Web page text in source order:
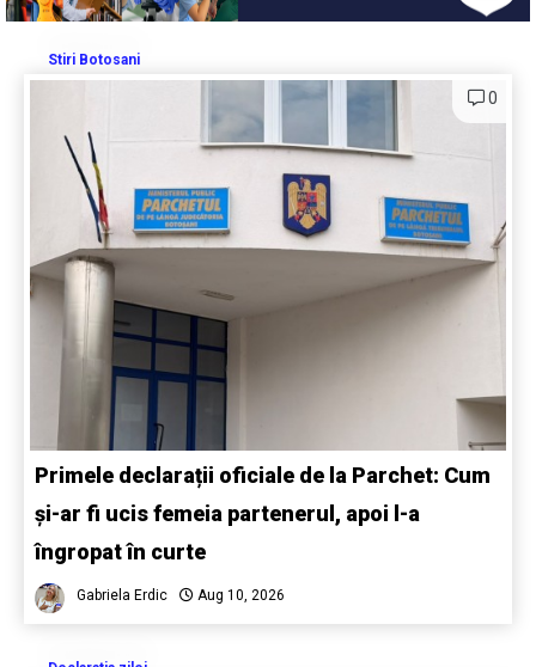
Stiri Botosani
0
Primele declarații oficiale de la Parchet: Cum
și-ar fi ucis femeia partenerul, apoi l-a
îngropat în curte
Gabriela Erdic Aug 10, 2026